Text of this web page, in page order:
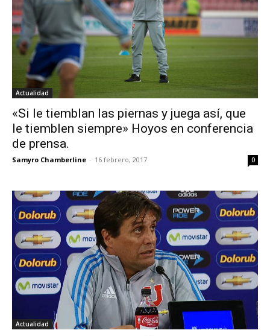
Actualidad
«Si le tiemblan las piernas y juega así, que
le tiemblen siempre» Hoyos en conferencia
de prensa.
Samyro Chamberline - 16 febrero, 2017 0
Actualidad